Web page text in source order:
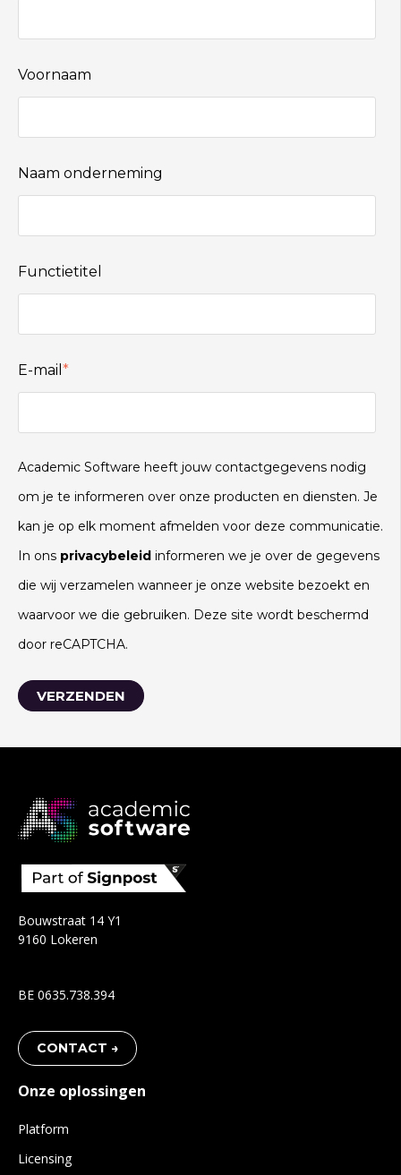
Voornaam
Naam onderneming
Functietitel
E-mail *
Academic Software heeft jouw contactgegevens nodig
om je te informeren over onze producten en diensten. Je
kan je op elk moment afmelden voor deze communicatie.
In ons privacybeleid informeren we je over de gegevens
die wij verzamelen wanneer je onze website bezoekt en
waarvoor we die gebruiken. Deze site wordt beschermd
door reCAPTCHA.
Bouwstraat 14 Y1
9160 Lokeren
BE 0635.738.394
CONTACT →
Onze oplossingen
Platform
Licensing